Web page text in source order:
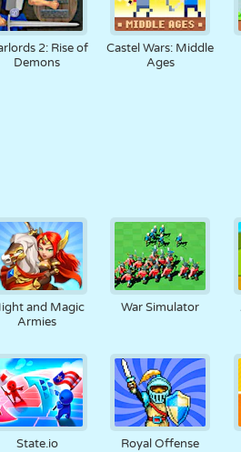
2: Rise of
Demons
Castel Wars: Middle
Ages
and Magic
Armies
War Simulator
State.io Royal Offense